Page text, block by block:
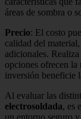
áreas de sombra o
Precio: El costo
calidad del
adicionales.
opciones ofrecen
inversión beneficie
Al evaluar las
electrosoldada, es
un entorno seguro